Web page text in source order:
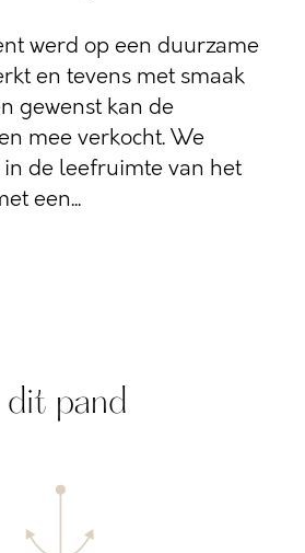
werd op een duurzame
en tevens met smaak
gewenst kan de
mee verkocht. We
de leefruimte van het
een...
dit pand